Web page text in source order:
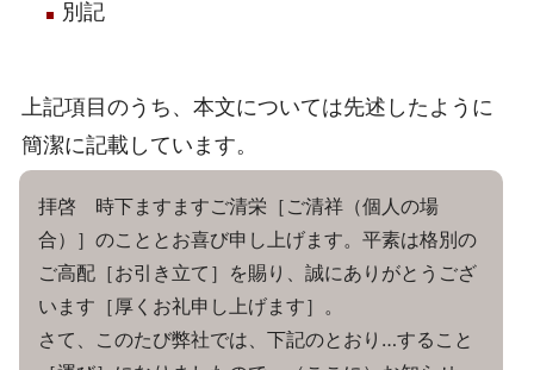
別記
上記項目のうち、本文については先述したように
簡潔に記載しています。
拝啓 時下ますますご清栄［ご清祥（個人の場
合）］のこととお喜び申し上げます。平素は格別の
ご高配［お引き立て］を賜り、誠にありがとうござ
います［厚くお礼申し上げます］。
さて、このたび弊社では、下記のとおり…すること